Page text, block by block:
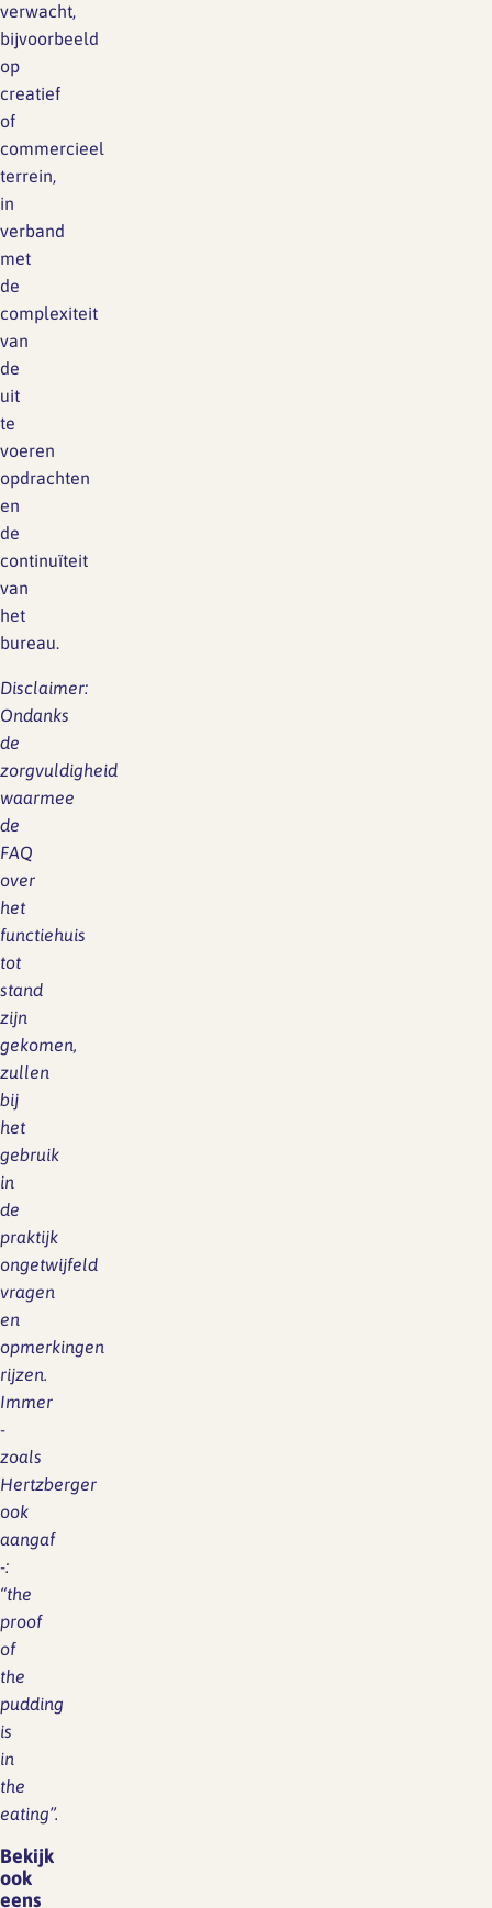
verwacht,
bijvoorbeeld
op
creatief
of
commercieel
terrein,
in
verband
met
de
complexiteit
van
de
uit
te
voeren
opdrachten
en
de
continuïteit
van
het
bureau.
Disclaimer:
Ondanks
de
zorgvuldigheid
waarmee
de
FAQ
over
het
functiehuis
tot
stand
zijn
gekomen,
zullen
bij
het
gebruik
in
de
praktijk
ongetwijfeld
vragen
en
opmerkingen
rijzen.
Immer
-
zoals
Hertzberger
ook
aangaf
-:
“the
proof
of
the
pudding
is
in
the
eating”.
Bekijk
ook
eens